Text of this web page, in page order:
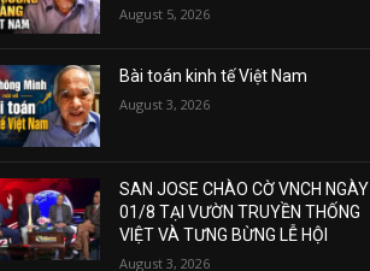
August 5, 2026
Bài toán kinh tế Việt Nam
August 3, 2026
SAN JOSE CHÀO CỜ VNCH NGÀY
01/8 TẠI VƯỜN TRUYỀN THỐNG
VIỆT VÀ TƯNG BỪNG LỄ HỘI
August 3, 2026